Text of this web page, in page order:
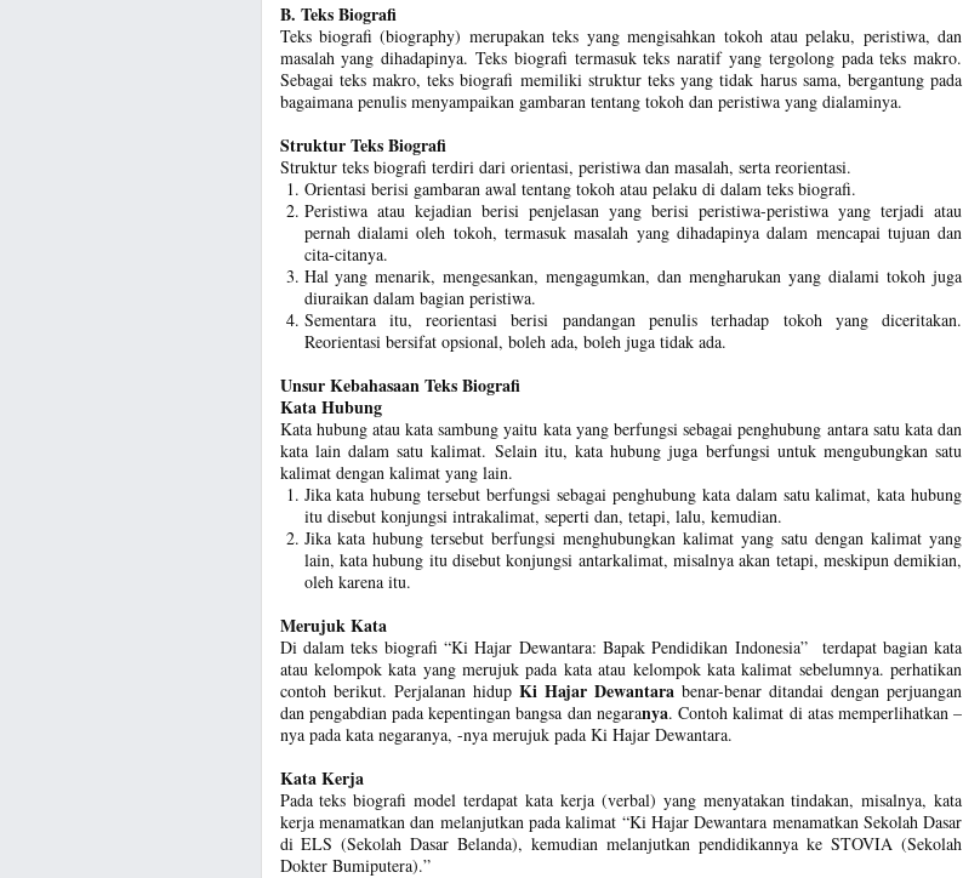
B. Teks Biografi
Teks biografi (biography) merupakan teks yang mengisahkan tokoh atau pelaku, peristiwa, dan
masalah yang dihadapinya. Teks biografi termasuk teks naratif yang tergolong pada teks makro.
Sebagai teks makro, teks biografi memiliki struktur teks yang tidak harus sama, bergantung pada
bagaimana penulis menyampaikan gambaran tentang tokoh dan peristiwa yang dialaminya.
Struktur Teks Biografi
Struktur teks biografi terdiri dari orientasi, peristiwa dan masalah, serta reorientasi.
Orientasi berisi gambaran awal tentang tokoh atau pelaku di dalam teks biografi.
Peristiwa atau kejadian berisi penjelasan yang berisi peristiwa-peristiwa yang terjadi atau
pernah dialami oleh tokoh, termasuk masalah yang dihadapinya dalam mencapai tujuan dan
cita-citanya.
Hal yang menarik, mengesankan, mengagumkan, dan mengharukan yang dialami tokoh juga
diuraikan dalam bagian peristiwa.
Sementara itu, reorientasi berisi pandangan penulis terhadap tokoh yang diceritakan.
Reorientasi bersifat opsional, boleh ada, boleh juga tidak ada.
Unsur Kebahasaan Teks Biografi
Kata Hubung
Kata hubung atau kata sambung yaitu kata yang berfungsi sebagai penghubung antara satu kata dan
kata lain dalam satu kalimat. Selain itu, kata hubung juga berfungsi untuk mengubungkan satu
kalimat dengan kalimat yang lain.
Jika kata hubung tersebut berfungsi sebagai penghubung kata dalam satu kalimat, kata hubung
itu disebut konjungsi intrakalimat, seperti dan, tetapi, lalu, kemudian.
Jika kata hubung tersebut berfungsi menghubungkan kalimat yang satu dengan kalimat yang
lain, kata hubung itu disebut konjungsi antarkalimat, misalnya akan tetapi, meskipun demikian,
oleh karena itu.
Merujuk Kata
Di dalam teks biografi “Ki Hajar Dewantara: Bapak Pendidikan Indonesia” terdapat bagian kata
atau kelompok kata yang merujuk pada kata atau kelompok kata kalimat sebelumnya. perhatikan
contoh berikut. Perjalanan hidup Ki Hajar Dewantarabenar-benar ditandai dengan perjuangan
dan pengabdian pada kepentingan bangsa dan negaranya. Contoh kalimat di atas memperlihatkan –
nya pada kata negaranya, -nya merujuk pada Ki Hajar Dewantara.
Kata Kerja
Pada teks biografi model terdapat kata kerja (verbal) yang menyatakan tindakan, misalnya, kata
kerja menamatkan dan melanjutkan pada kalimat “Ki Hajar Dewantara menamatkan Sekolah Dasar
di ELS (Sekolah Dasar Belanda), kemudian melanjutkan pendidikannya ke STOVIA (Sekolah
Dokter Bumiputera).”